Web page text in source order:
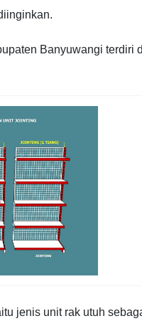
Banyuwangi terdiri
jenis unit rak utuh